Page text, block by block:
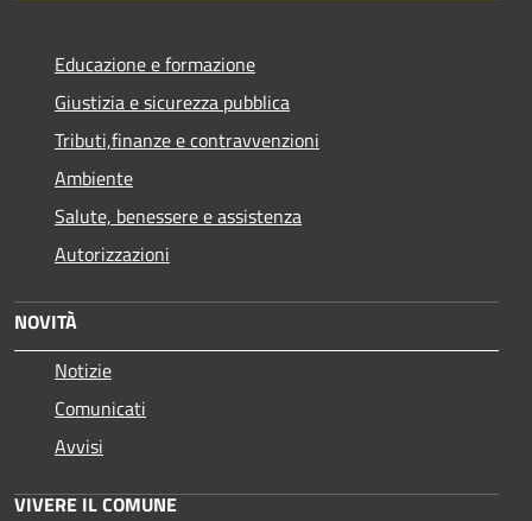
Educazione e formazione
Giustizia e sicurezza pubblica
Tributi,finanze e contravvenzioni
Ambiente
Salute, benessere e assistenza
Autorizzazioni
NOVITÀ
Notizie
Comunicati
Avvisi
VIVERE IL COMUNE